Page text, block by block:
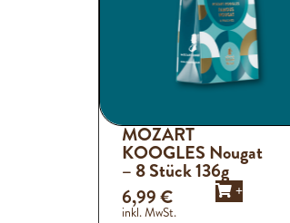
MOZART
KOOGLES Nougat
– 8 Stück 136g
+
6,99€
inkl. MwSt.